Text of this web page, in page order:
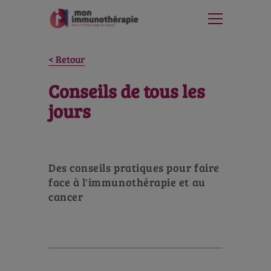
Retour
Conseils de tous les
jours
Des conseils pratiques pour faire
face à l'immunothérapie et au
cancer